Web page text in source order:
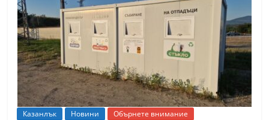
Казанлък Новини Обърнете внимание